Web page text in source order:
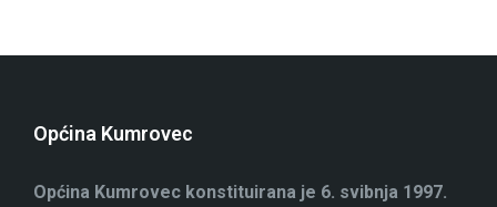
Općina Kumrovec
Općina Kumrovec konstituirana je 6. svibnja 1997.